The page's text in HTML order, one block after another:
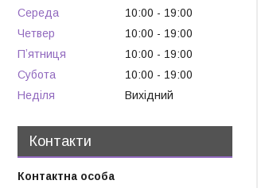
Середа
10:00
19:00
Четвер
10:00
19:00
Пʼятниця
10:00
19:00
Субота
10:00
19:00
Неділя
Вихідний
Контакти